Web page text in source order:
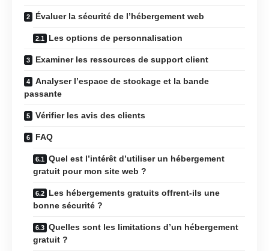
Évaluer la sécurité de l’hébergement web
Les options de personnalisation
Examiner les ressources de support client
Analyser l’espace de stockage et la bande
passante
Vérifier les avis des clients
FAQ
Quel est l’intérêt d’utiliser un hébergement
gratuit pour mon site web ?
Les hébergements gratuits offrent-ils une
bonne sécurité ?
Quelles sont les limitations d’un hébergement
gratuit ?